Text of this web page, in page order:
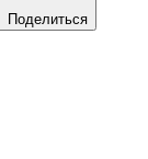
Поделиться